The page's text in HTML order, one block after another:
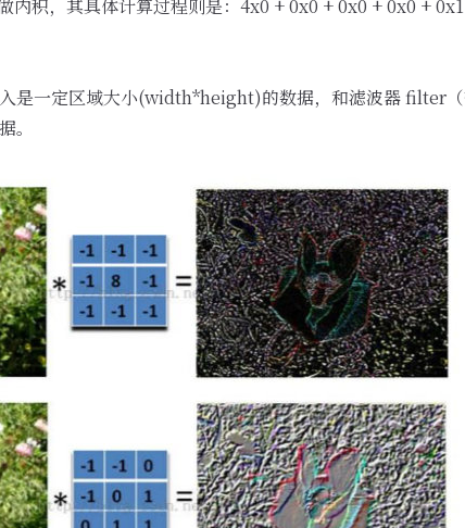
内积，其具体计算过程则是：4x0 + 0x0 + 0x0 + 0x0 +
是一定区域大小(width*height)的数据，和滤波器 filter
。